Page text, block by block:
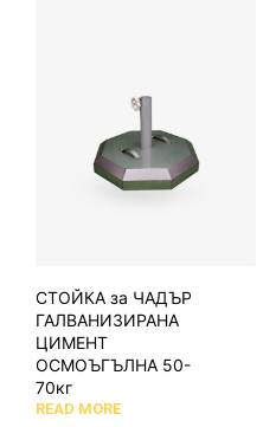
СТОЙКА за ЧАДЪР
ГАЛВАНИЗИРАНА
ЦИМЕНТ
ОСМОЪГЪЛНА 50-
70кг
READ MORE